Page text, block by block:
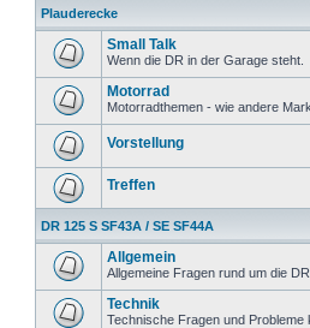
Plauderecke
Small Talk
Wenn die DR in der Garage steht.
Motorrad
Motorradthemen - wie andere
Vorstellung
Treffen
DR 125 S SF43A / SE SF44A
Allgemein
Allgemeine Fragen rund um die
Technik
Technische Fragen und Probleme